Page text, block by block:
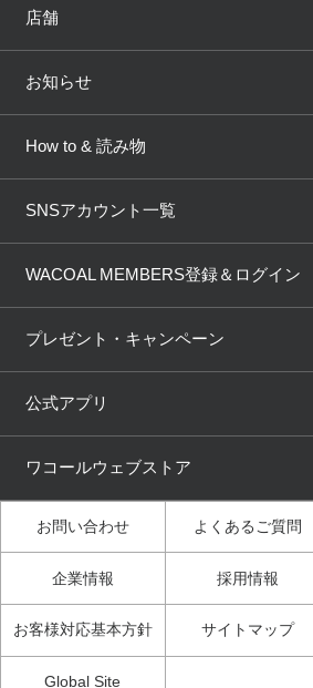
トピックス
WACOAL
AMPHI
OUR WACOAL
WACOAL Remamma
Licensed Brands
店舗
店舗を探す
ブラ無料診断
3Dボディスキャン
お知らせ
新着情報
商品回収
ニュース＆トピックス
How to & 読み物
下着の基礎知識
ブラパン ワ
大人の工場見学inベトナム
学
ガイ
3Dボディスキャン体験（マ
SNSアカウント一覧
WACOAL MEMBERS登録＆ログイン
プレゼント・キャンペーン
公式アプリ
ワコールウェブストア
お問い合わせ よくあるご質問
企業情報 採用情報
お客様対応基本方針 サイトマップ
Global Site